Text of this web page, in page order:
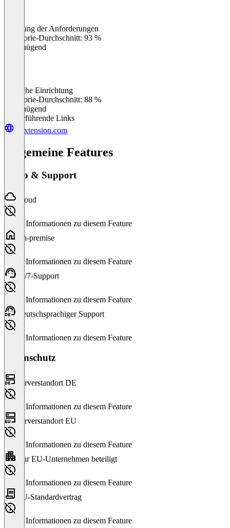
Erfüllung der Anforderungen
Kategorie-Durchschnitt: 93 %
Ungenügend
Einfache Einrichtung
Kategorie-Durchschnitt: 88 %
Ungenügend
Weiterführende Links
litextension.com
Allgemeine Features
Setup & Support
Cloud
Keine Informationen zu diesem Feature
On-premise
Keine Informationen zu diesem Feature
24/7-Support
Keine Informationen zu diesem Feature
Deutschsprachiger Support
Keine Informationen zu diesem Feature
Datenschutz
Serverstandort DE
Keine Informationen zu diesem Feature
Serverstandort EU
Keine Informationen zu diesem Feature
Nur EU-Unternehmen beteiligt
Keine Informationen zu diesem Feature
EU-Standardvertrag
Keine Informationen zu diesem Feature